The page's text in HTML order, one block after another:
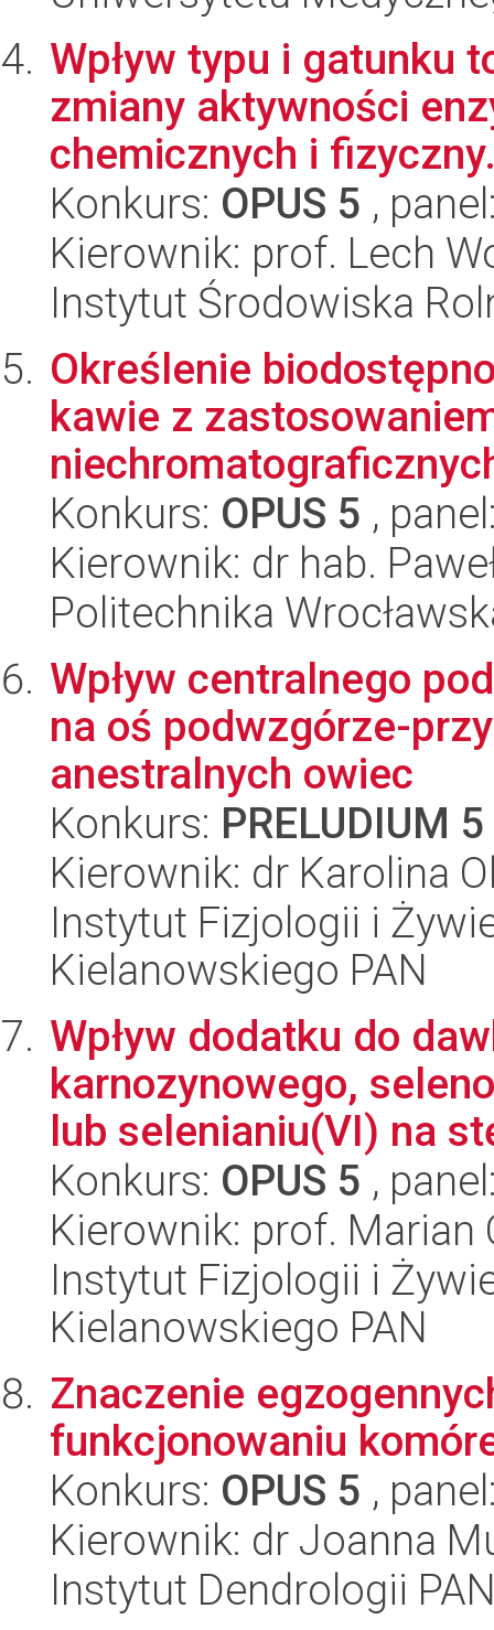
Wpływ typu i gatunku
zmiany aktywności
chemicznych i
Konkurs: OPUS 5 ,
Kierownik: prof. Lech
Instytut Środowiska
Określenie
kawie z
Konkurs: OPUS 5 ,
Kierownik: dr hab.
Politechnika
Wpływ centralnego
na oś podwzgórze-
anestralnych owiec
Konkurs: PRELUDIUM 5
Kierownik: dr Karolina
Instytut Fizjologii i
Kielanowskiego PAN
Wpływ dodatku do
karnozynowego,
lub selenianiu(VI) na
Konkurs: OPUS 5 ,
Kierownik: prof. Marian
Instytut Fizjologii i
Kielanowskiego PAN
Znaczenie
funkcjonowaniu
Konkurs: OPUS 5 ,
Kierownik: dr Joanna
Instytut Dendrologii